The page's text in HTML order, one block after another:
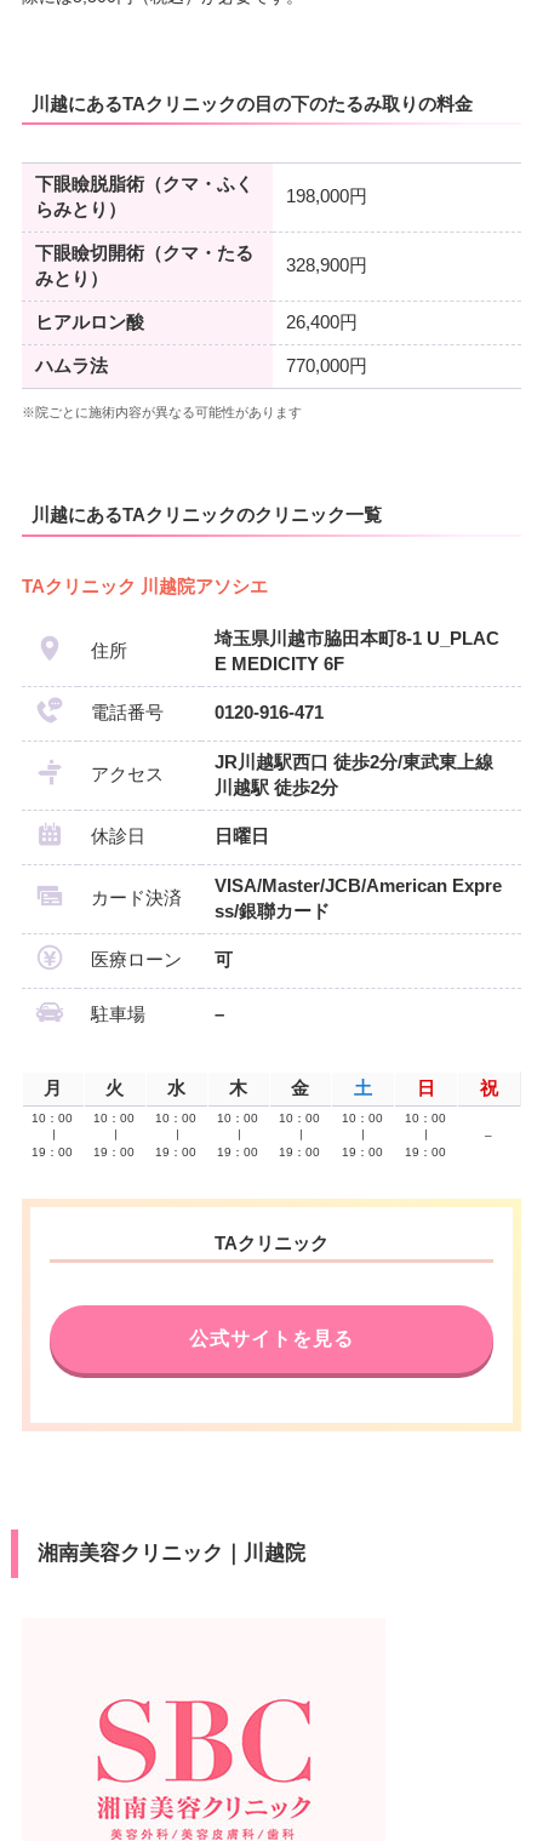
川越にあるTAクリニックの目の下のたるみ取りの料金
下眼瞼脱脂術（クマ・ふく
らみとり）
198,000円
下眼瞼切開術（クマ・たる
みとり）
328,900円
ヒアルロン酸 26,400円
ハムラ法 770,000円
※院ごとに施術内容が異なる可能性があります
川越にあるTAクリニックのクリニック一覧
TAクリニック 川越院アソシエ
住所
埼玉県川越市脇田本町8-1 U_PLAC
E MEDICITY 6F
電話番号 0120-916-471
アクセス
JR川越駅西口 徒歩2分/東武東上線
川越駅 徒歩2分
休診日 日曜日
カード決済
VISA/Master/JCB/American Expre
ss/銀聯カード
医療ローン 可
駐車場 –
月 火 水 木 金 土 日 祝
10：00
19：00
10：00
19：00
10：00
19：00
10：00
19：00
10：00
19：00
10：00
19：00
10：00
19：00
–
TAクリニック
公式サイトを見る
湘南美容クリニック｜川越院